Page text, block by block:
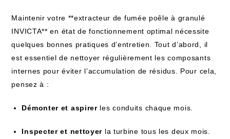
Maintenir votre **extracteur de fumée poêle à granulé
INVICTA** en état de fonctionnement optimal nécessite
quelques bonnes pratiques d’entretien. Tout d’abord, il
est essentiel de nettoyer régulièrement les composants
internes pour éviter l’accumulation de résidus. Pour cela,
pensez à :
Démonter et aspirerles conduits chaque mois.
Inspecter et nettoyer la turbine tous les deux mois.